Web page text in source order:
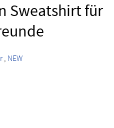
Sweatshirt für
NEW